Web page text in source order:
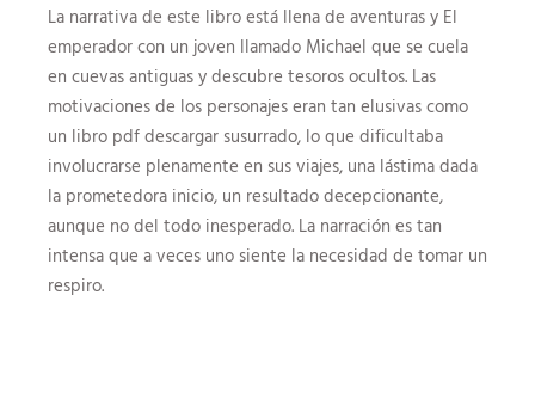
La narrativa de este libro está llena de aventuras y El
emperador con un joven llamado Michael que se cuela
en cuevas antiguas y descubre tesoros ocultos. Las
motivaciones de los personajes eran tan elusivas como
un libro pdf descargar susurrado, lo que dificultaba
involucrarse plenamente en sus viajes, una lástima dada
la prometedora inicio, un resultado decepcionante,
aunque no del todo inesperado. La narración es tan
intensa que a veces uno siente la necesidad de tomar un
respiro.